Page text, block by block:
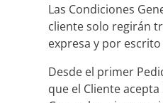
Las Condiciones
cliente solo regirán
expresa y por escrito
Desde el primer
que el Cliente